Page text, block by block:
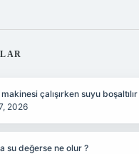
çalışırken suyu boşaltılır
2026
su değerse ne olur ?